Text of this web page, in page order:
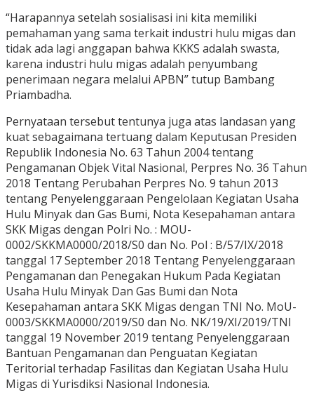
“Harapannya setelah sosialisasi ini kita memiliki
pemahaman yang sama terkait industri hulu migas dan
tidak ada lagi anggapan bahwa KKKS adalah swasta,
karena industri hulu migas adalah penyumbang
penerimaan negara melalui APBN” tutup Bambang
Priambadha.
Pernyataan tersebut tentunya juga atas landasan yang
kuat sebagaimana tertuang dalam Keputusan Presiden
Republik Indonesia No. 63 Tahun 2004 tentang
Pengamanan Objek Vital Nasional, Perpres No. 36 Tahun
2018 Tentang Perubahan Perpres No. 9 tahun 2013
tentang Penyelenggaraan Pengelolaan Kegiatan Usaha
Hulu Minyak dan Gas Bumi, Nota Kesepahaman antara
SKK Migas dengan Polri No. : MOU-
0002/SKKMA0000/2018/S0 dan No. Pol : B/57/IX/2018
tanggal 17 September 2018 Tentang Penyelenggaraan
Pengamanan dan Penegakan Hukum Pada Kegiatan
Usaha Hulu Minyak Dan Gas Bumi dan Nota
Kesepahaman antara SKK Migas dengan TNI No. MoU-
0003/SKKMA0000/2019/S0 dan No. NK/19/XI/2019/TNI
tanggal 19 November 2019 tentang Penyelenggaraan
Bantuan Pengamanan dan Penguatan Kegiatan
Teritorial terhadap Fasilitas dan Kegiatan Usaha Hulu
Migas di Yurisdiksi Nasional Indonesia.